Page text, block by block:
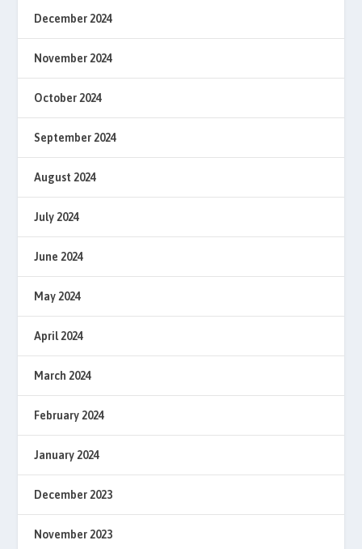
December 2024
November 2024
October 2024
September 2024
August 2024
July 2024
June 2024
May 2024
April 2024
March 2024
February 2024
January 2024
December 2023
November 2023